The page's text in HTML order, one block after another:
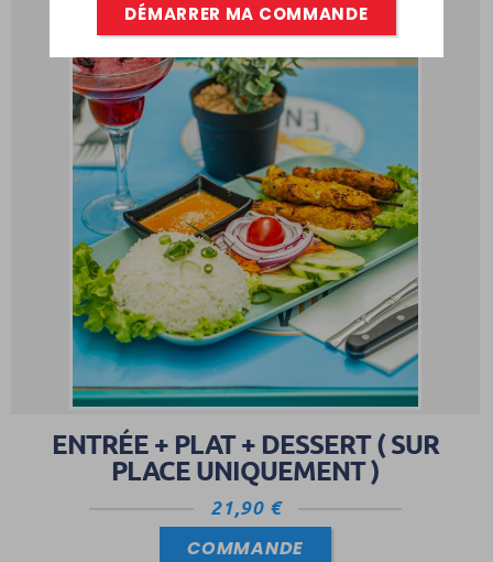
ENTRÉE + PLAT + DESSERT ( SUR
PLACE UNIQUEMENT )
21,90 €
COMMANDE
DÉMARRER MA COMMANDE